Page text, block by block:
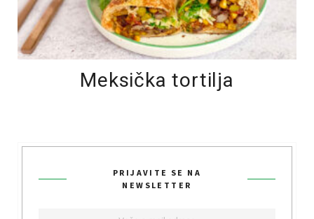
Meksička tortilja
PRIJAVITE SE NA
NEWSLETTER